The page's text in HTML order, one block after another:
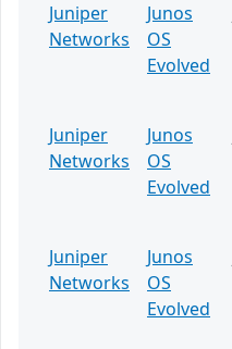
Juniper
Networks
Junos
OS
Evolved
Juniper
Networks
Junos
OS
Evolved
Juniper
Networks
Junos
OS
Evolved